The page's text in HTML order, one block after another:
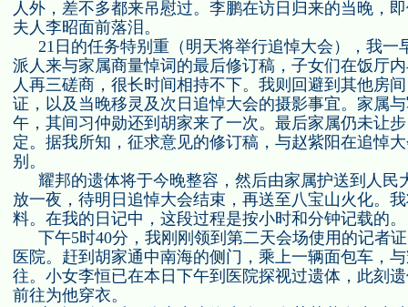
人外，差不多都来吊慰过。李鹏在访日归来的当晚，
夫人李昭面前落泪。
21 日的任务特别重（明天将举行追悼大会），我一
派人来与家属商量悼词的最后修订稿，子女们在饭厅
人再三磋商，很长时间相持不下。我则回避到其他房
证，以及当晚移灵及次日追悼大会的摄影事宜。家属
午，其间习仲勋还到胡家来了一次。最后家属仍未让
定。据我所知，征求意见的修订稿，与赵紫阳在追悼
别。
耀邦的遗体将于今晚整容，然后由家属护送到人民
放一夜，待明日追悼大会结束，再送至八宝山火化。
料。在我的日记中，这段过程是按小时和分钟记载的。
下午5时40分，我刚刚领到第二天会场使用的记者
医院。赶到胡家通中南海的侧门，乘上一辆面包车，
往。小女李恒已在本日下午到医院探视过遗体，此刻
前往为他穿衣。